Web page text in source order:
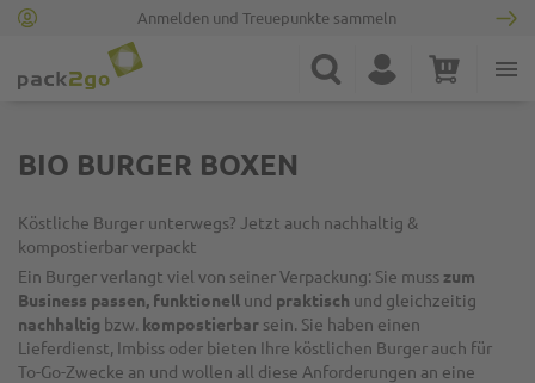
Anmelden und Treuepunkte sammeln
Suche Konto Warenkorb
BIO BURGER BOXEN
Köstliche Burger unterwegs? Jetzt auch nachhaltig &
kompostierbar verpackt
Ein Burger verlangt viel von seiner Verpackung: Sie muss zum
Business passen, funktionell und praktisch und gleichzeitig
nachhaltig bzw. kompostierbar sein. Sie haben einen
Lieferdienst, Imbiss oder bieten Ihre köstlichen Burger auch für
To-Go-Zwecke an und wollen all diese Anforderungen an eine